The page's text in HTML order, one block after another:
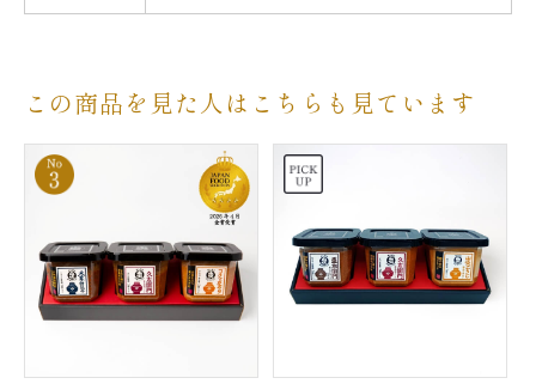
この商品を見た人はこちらも見ています